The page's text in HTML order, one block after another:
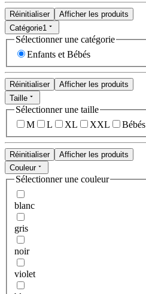
Réinitialiser
Afficher les produits
Catégorie1
Sélectionner une catégorie
Enfants et Bébés
Réinitialiser
Afficher les produits
Taille
Sélectionner une taille
M
L XL XXL Bébés
Réinitialiser
Afficher les produits
Couleur
Sélectionner une couleur
blanc
gris
noir
violet